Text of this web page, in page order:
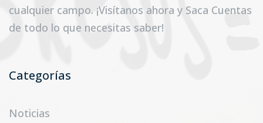
cualquier campo. ¡Visítanos ahora y Saca Cuentas
de todo lo que necesitas saber!
Categorías
Noticias